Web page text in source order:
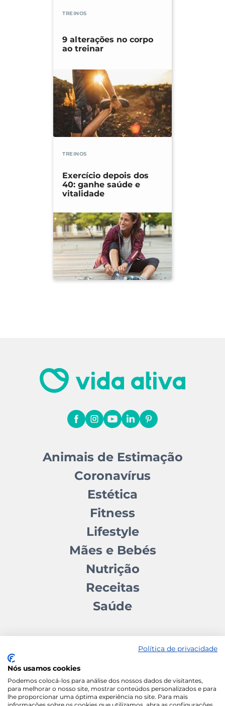
TREINOS
9 alterações no corpo
ao treinar
TREINOS
Exercício depois dos
40: ganhe saúde e
vitalidade
Animais de Estimação
Coronavírus
Estética
Fitness
Lifestyle
Mães e Bebés
Nutrição
Receitas
Saúde
Contactos Quem somos Autores
Estatuto Editorial
Ficha Técnica
Manifesto
Política de privacidade
Nós usamos cookies
Podemos colocá-los para análise dos nossos dados de visitantes,
para melhorar o nosso site, mostrar conteúdos personalizados e para
lhe proporcionar uma óptima experiência no site. Para mais